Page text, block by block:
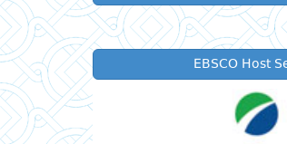
EBSCO Host